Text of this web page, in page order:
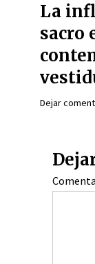
La
sacro
Dejar